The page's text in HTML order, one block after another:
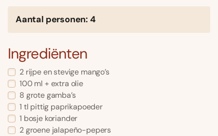
Aantal personen: 4
Ingrediënten
2 rijpe en stevige mango’s
100 ml + extra olie
8 grote gamba’s
1 tl pittig paprikapoeder
1 bosje koriander
2 groene jalapeño-pepers